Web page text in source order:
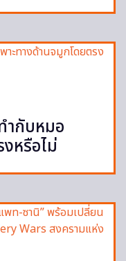
ำกับหมอ
หรือไม่